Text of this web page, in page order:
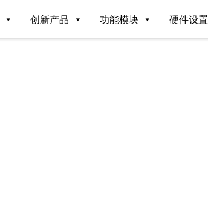
创新产品 功能模块 硬件设置